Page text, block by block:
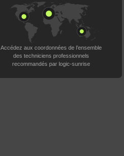
Accédez aux coordonnées de l’ensemble
des techniciens professionnels
recommandés par logic-sunrise